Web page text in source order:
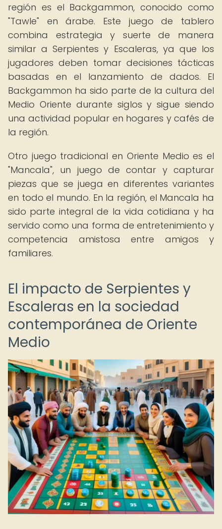
región es el Backgammon, conocido como
"Tawle" en árabe. Este juego de tablero
combina estrategia y suerte de manera
similar a Serpientes y Escaleras, ya que los
jugadores deben tomar decisiones tácticas
basadas en el lanzamiento de dados. El
Backgammon ha sido parte de la cultura del
Medio Oriente durante siglos y sigue siendo
una actividad popular en hogares y cafés de
la región.
Otro juego tradicional en Oriente Medio es el
"Mancala", un juego de contar y capturar
piezas que se juega en diferentes variantes
en todo el mundo. En la región, el Mancala ha
sido parte integral de la vida cotidiana y ha
servido como una forma de entretenimiento y
competencia amistosa entre amigos y
familiares.
El impacto de Serpientes y
Escaleras en la sociedad
contemporánea de Oriente
Medio